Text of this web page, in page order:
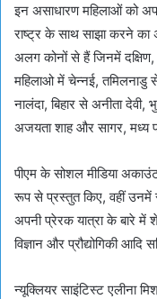
इन असाधारण महिलाओं को
राष्ट्र के साथ साझा करने
अलग कोनों से हैं जिनमें दक्षिण,
महिलाओ में चेन्नई, तमिलनाडु
नालंदा, बिहार से अनीता
अजयता शाह और सागर, मध्य
पीएम के सोशल मीडिया
रूप से प्रस्तुत किए, वहीं
अपनी प्रेरक यात्रा के बारे में
विज्ञान और प्रौद्योगिकी
न्यूक्लियर साइंटिस्ट एलीना